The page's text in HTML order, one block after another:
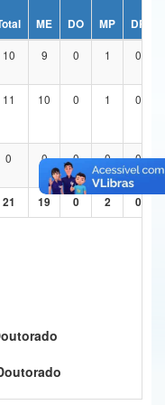
ME DO MP DP
10 9 0 1 0
11 10 0 1 0
0 0 0 0 0
21 19 0 2 0